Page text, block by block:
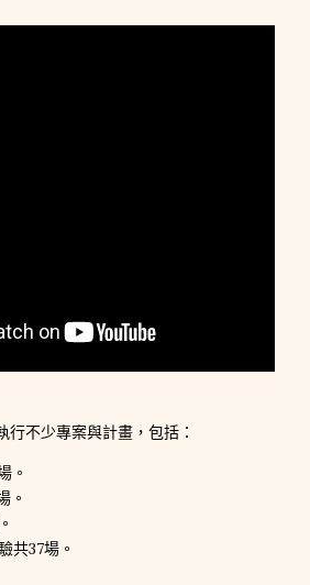
行不少專案與計畫，包括：
。
。
共37場。